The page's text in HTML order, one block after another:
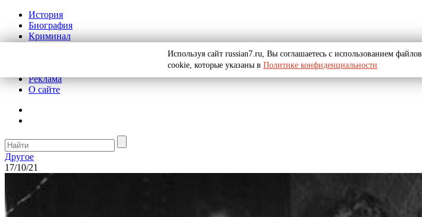
История
Биография
Криминал
Реклама
О сайте
Другое
17/10/21
Используя сайт russian7.ru, Вы соглашаетесь с использованием файлов
cookie, которые указаны в Политике конфиденциальности